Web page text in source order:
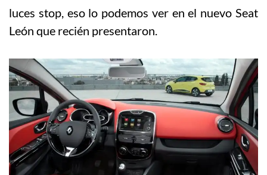
luces stop, eso lo podemos ver en el nuevo Seat
León que recién presentaron.